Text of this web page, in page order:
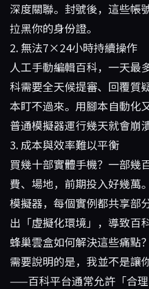
深度關聯。封號後，這些帳
拉黑你的身份證。
2. 無法7×24小時持續操作
人工手動編輯百科，一天最
科需要全天候提審、回覆質
本盯不過來。用腳本自動化
普通模擬器運行幾天就會崩潰
3. 成本與效率難以平衡
買幾十部實體手機？一部幾
費、場地，前期投入好幾萬
模擬器，每個實例都共享部
出「虛擬化環境」，導致百
蜂巢雲盒如何解決這些痛點？
需要說明的是，我並不是讓
——百科平台通常允許「合